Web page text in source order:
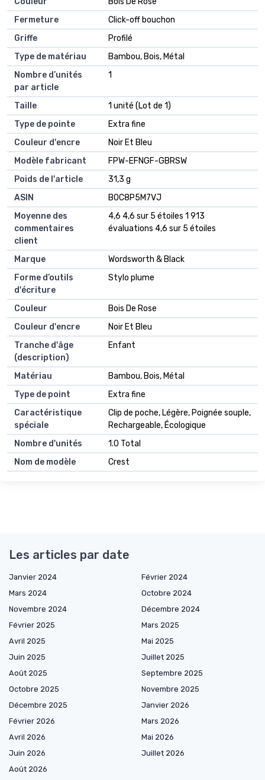
Fermeture
‎Click-off bouchon
Griffe
‎Profilé
Type de matériau
‎Bambou, Bois, Métal
Nombre d’unités
par article
‎1
Taille
‎1 unité (Lot de 1)
Type de pointe
‎Extra fine
Couleur d'encre
‎Noir Et Bleu
Modèle fabricant
‎FPW-EFNGF-GBRSW
Poids de l'article
‎31,3 g
ASIN
B0C8P5M7VJ
Moyenne des
commentaires
client
4,6 4,6 sur 5 étoiles 1 913
évaluations 4,6 sur 5 étoiles
Marque
Wordsworth & Black
Forme d’outils
d'écriture
Stylo plume
Couleur
Bois De Rose
Couleur d'encre
Noir Et Bleu
Tranche d'âge
(description)
Enfant
Matériau
Bambou, Bois, Métal
Type de point
Extra fine
Caractéristique
spéciale
Clip de poche, Légère, Poignée souple,
Rechargeable, Écologique
Nombre d'unités
1.0 Total
Nom de modèle
Crest
Les articles par date
Janvier 2024
Février 2024
Mars 2024
Octobre 2024
Novembre 2024
Décembre 2024
Février 2025
Mars 2025
Avril 2025
Mai 2025
Juin 2025
Juillet 2025
Août 2025
Septembre 2025
Octobre 2025
Novembre 2025
Décembre 2025
Janvier 2026
Février 2026
Mars 2026
Avril 2026
Mai 2026
Juin 2026
Juillet 2026
Août 2026